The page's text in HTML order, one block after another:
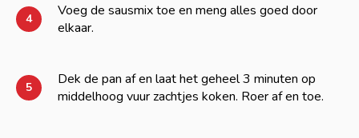
4
Voeg de sausmix toe en meng alles goed door
elkaar.
5
Dek de pan af en laat het geheel 3 minuten op
middelhoog vuur zachtjes koken. Roer af en toe.